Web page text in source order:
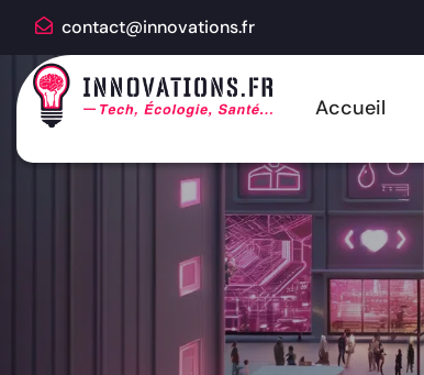
contact@innovations.fr
Accueil